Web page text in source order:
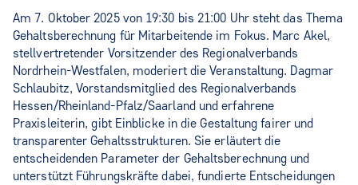
Am 7. Oktober 2025 von 19:30 bis 21:00 Uhr steht das Thema
Gehaltsberechnung für Mitarbeitende im Fokus. Marc Akel,
stellvertretender Vorsitzender des Regionalverbands
Nordrhein-Westfalen, moderiert die Veranstaltung. Dagmar
Schlaubitz, Vorstandsmitglied des Regionalverbands
Hessen/Rheinland-Pfalz/Saarland und erfahrene
Praxisleiterin, gibt Einblicke in die Gestaltung fairer und
transparenter Gehaltsstrukturen. Sie erläutert die
entscheidenden Parameter der Gehaltsberechnung und
unterstützt Führungskräfte dabei, fundierte Entscheidungen